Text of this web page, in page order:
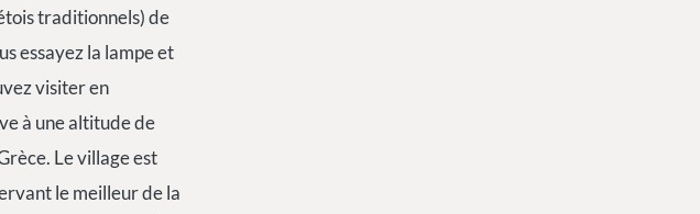
traditionnels) de
essayez la lampe et
visiter en
à une altitude de
Le village est
le meilleur de la